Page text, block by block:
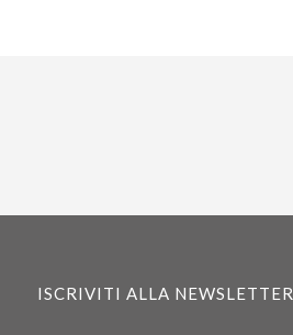
ISCRIVITI ALLA NEWSLETTER